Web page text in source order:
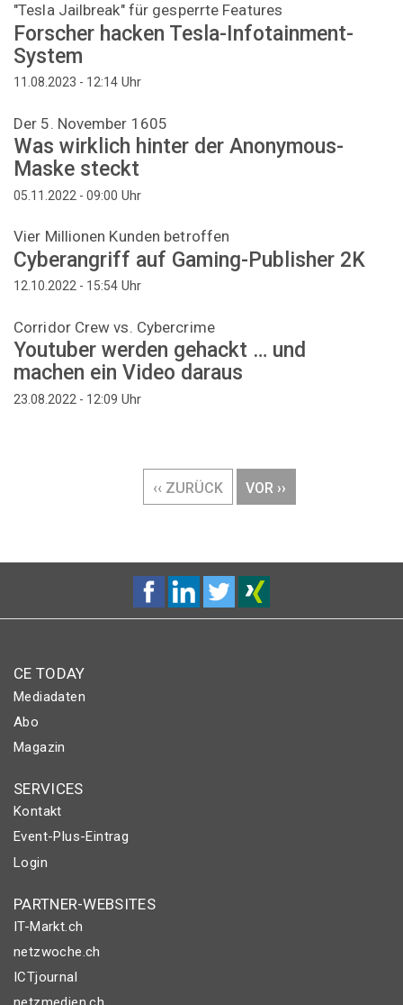
"Tesla Jailbreak" für gesperrte Features
Forscher hacken Tesla-Infotainment-
System
11.08.2023 - 12:14 Uhr
Der 5. November 1605
Was wirklich hinter der Anonymous-
Maske steckt
05.11.2022 - 09:00 Uhr
Vier Millionen Kunden betroffen
Cyberangriff auf Gaming-Publisher 2K
12.10.2022 - 15:54 Uhr
Corridor Crew vs. Cybercrime
Youtuber werden gehackt … und
machen ein Video daraus
23.08.2022 - 12:09 Uhr
VORHERIGE
SEITE
‹‹ ZURÜCK
NÄCHSTE
SEITE
VOR ››
CE TODAY
Mediadaten
Abo
Magazin
SERVICES
Kontakt
Event-Plus-Eintrag
Login
PARTNER-WEBSITES
IT-Markt.ch
netzwoche.ch
ICTjournal